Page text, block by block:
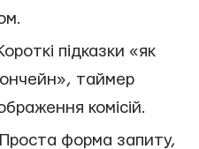
підказки «як
таймер
комісій.
форма запиту,